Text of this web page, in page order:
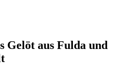
Gelöt aus Fulda und